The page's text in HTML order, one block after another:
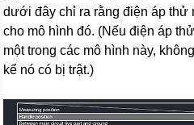
dưới đây chỉ ra rằng điện áp thử
cho mô hình đó. (Nếu điện áp
một trong các mô hình này,
kể nó có bị trật.)